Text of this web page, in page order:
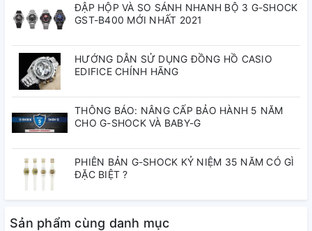
tế:
Bảo
hành
Tân
5 năm
kính vỏ:
7mm
ĐẬP HỘP VÀ SO SÁNH NHANH BỘ 3 G-SHOCK
GST-B400 MỚI NHẤT 2021
HƯỚNG DẪN SỬ DỤNG ĐỒNG HỒ CASIO
EDIFICE CHÍNH HÃNG
THÔNG BÁO: NÂNG CẤP BẢO HÀNH 5 NĂM
CHO G-SHOCK VÀ BABY-G
PHIÊN BẢN G-SHOCK KỶ NIỆM 35 NĂM CÓ GÌ
ĐẶC BIỆT ?
Sản phẩm cùng danh mục